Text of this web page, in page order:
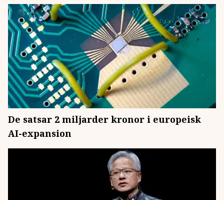
De satsar 2 miljarder kronor i europeisk
AI-expansion